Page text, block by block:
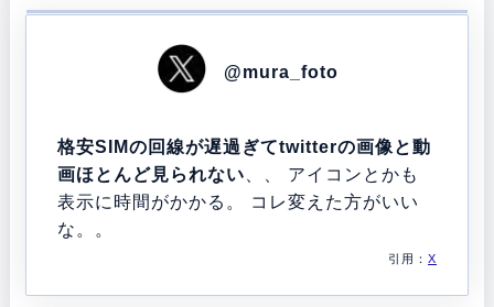
@mura_foto
格安SIMの回線が遅過ぎてtwitterの画像と動
画ほとんど見られない 、、 アイコンとかも
表示に時間がかかる。 コレ変えた方がいい
な。。
引用：X